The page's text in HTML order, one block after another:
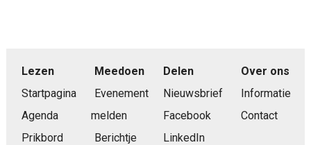
Lezen
Startpagina
Agenda
Prikbord
Meedoen
Evenement
melden
Berichtje
Delen
Nieuwsbrief
Facebook
LinkedIn
Over ons
Informatie
Contact